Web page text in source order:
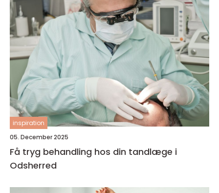
inspiration
05. December 2025
Få tryg behandling hos din tandlæge i
Odsherred